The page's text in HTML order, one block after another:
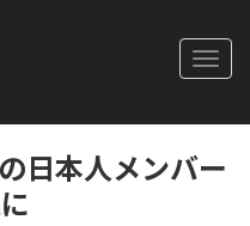
日本人メンバー